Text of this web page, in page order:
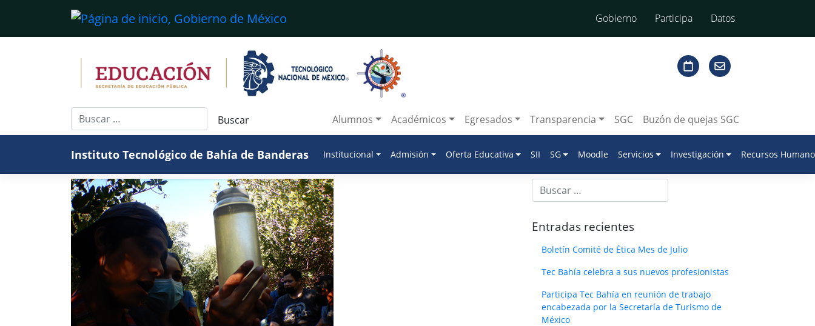
contenido
Gobierno Participa Datos
Alumnos Académicos Egresados Transparencia SGC Buzón de quejas SGC
Instituto Tecnológico de Bahía de Banderas Institucional Admisión Oferta Educativa SII SG Moodle Servicios Investigación Recursos
Entradas recientes
Boletín Comité de Ética Mes de Julio
Tec Bahía celebra a sus nuevos profesionistas
Participa Tec Bahía en reunión de trabajo
encabezada por la Secretaría de Turismo de
México